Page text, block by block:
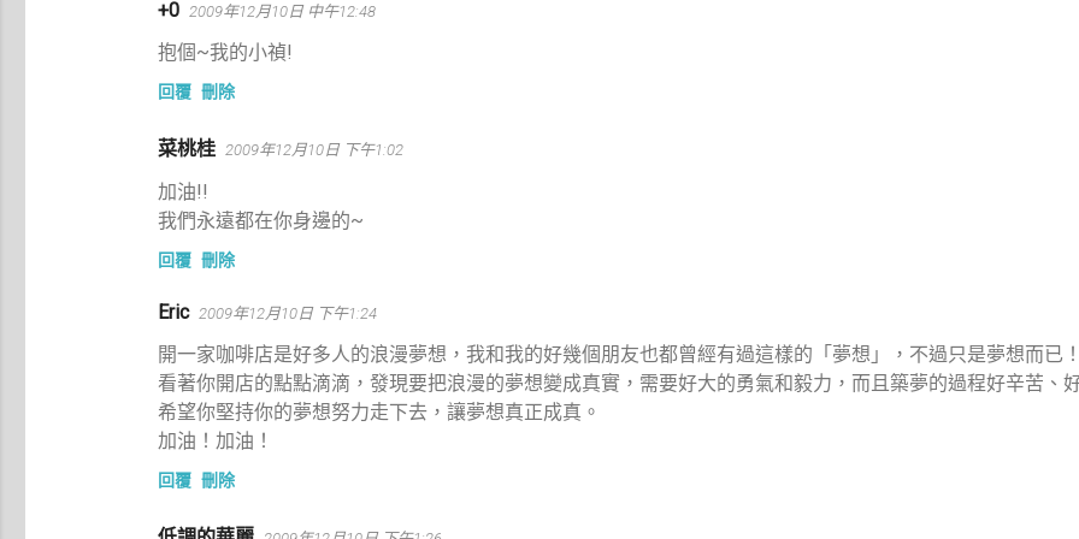
+0 2009年12月10日 中午12:48
抱個~我的小禎!
回覆 刪除
菜桃桂 2009年12月10日 下午1:02
加油!!
我們永遠都在你身邊的~
回覆 刪除
Eric 2009年12月10日 下午1:24
開一家咖啡店是好多人的浪漫夢想，我和我的好幾個朋友也都曾經有過這樣的「夢想」，不過只是夢想而已！
看著你開店的點點滴滴，發現要把浪漫的夢想變成真實，需要好大的勇氣和毅力，而且築夢的過程好辛苦、
希望你堅持你的夢想努力走下去，讓夢想真正成真。
加油！加油！
回覆 刪除